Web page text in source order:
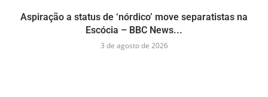
Aspiração a status de ‘nórdico’ move separatistas na
Escócia – BBC News...
3 de agosto de 2026